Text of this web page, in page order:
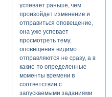
успевает раньше, чем
произойдет изменение и
отправиться оповещение,
она уже успевает
просмотреть тему.
оповещения видимо
отправляются не сразу, а в
какие-то определенные
моменты времени в
соответствии с
запускаемыми заданиями